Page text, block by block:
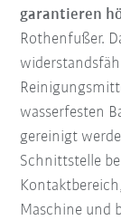
garantieren
Rothenfußer.
wasserfesten
gereinigt
Schnittstelle
Maschine und